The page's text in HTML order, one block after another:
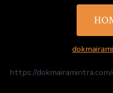
https://